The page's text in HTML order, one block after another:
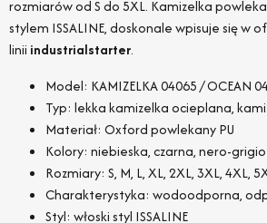
rozmiarów od S do 5XL. Kamizelka
stylem ISSALINE, doskonale wpisuje się w
linii industrialstarter.
Model: KAMIZELKA 04065 / OCEAN
Typ: lekka kamizelka ocieplana,
Materiał: Oxford powlekany PU
Kolory: niebieska, czarna, nero-grigio
Rozmiary: S, M, L, XL, 2XL, 3XL, 4XL,
Charakterystyka: wodoodporna,
Styl: włoski styl ISSALINE